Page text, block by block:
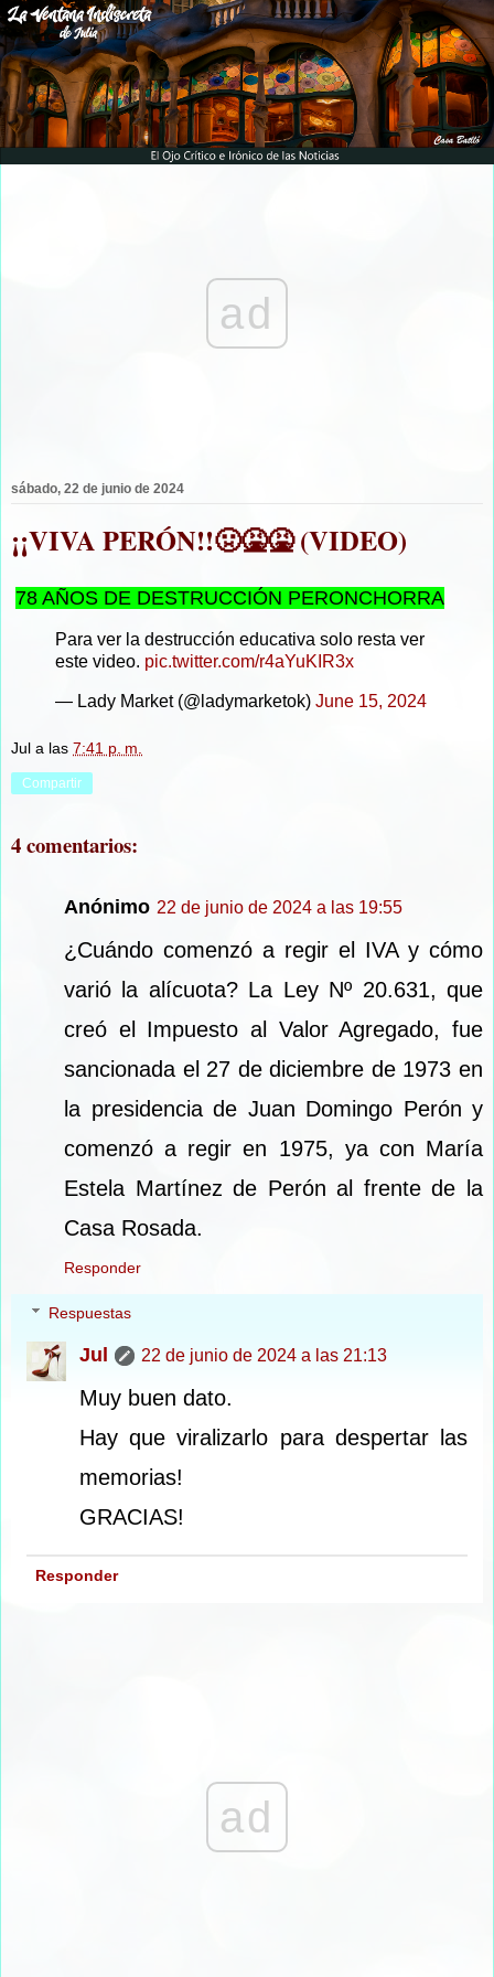
ad
sábado, 22 de junio de 2024
¡¡VIVA PERÓN!!🤢🤮🤮 (VIDEO)
78 AÑOS DE DESTRUCCIÓN PERONCHORRA
Para ver la destrucción educativa solo resta ver
este video. pic.twitter.com/r4aYuKIR3x
— Lady Market (@ladymarketok) June 15, 2024
Jul a las 7:41 p. m.
Compartir
4 comentarios:
Anónimo 22 de junio de 2024 a las 19:55
¿Cuándo comenzó a regir el IVA y cómo
varió la alícuota? La Ley Nº 20.631, que
creó el Impuesto al Valor Agregado, fue
sancionada el 27 de diciembre de 1973 en
la presidencia de Juan Domingo Perón y
comenzó a regir en 1975, ya con María
Estela Martínez de Perón al frente de la
Casa Rosada.
Responder
Respuestas
Jul 22 de junio de 2024 a las 21:13
Muy buen dato.
Hay que viralizarlo para despertar las
memorias!
GRACIAS!
Responder
ad